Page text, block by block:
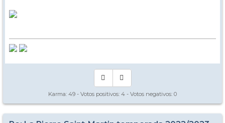
Karma: 49 - Votos positivos: 4 - Votos negativos: 0